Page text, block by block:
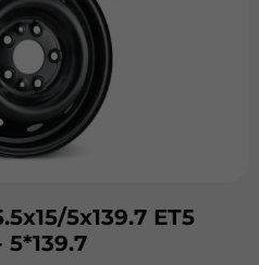
5х139.7 ЕТ5
5*139.7